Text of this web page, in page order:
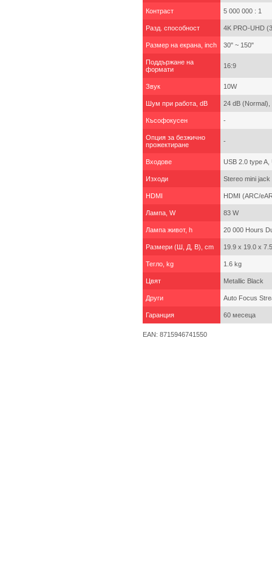
Контраст 5 000 000 : 1
Разд. способност 4K PRO-UHD
Размер на екрана, inch 30" ~ 150"
Поддържане на
формати
16:9
Звук 10W
Шум при работа, dB 24 dB
Късофокусен -
Опция за безжично
прожектиране
-
Входове USB 2.0 type
Изходи Stereo mini jack
HDMI HDMI (ARC/
Лампа, W 83 W
Лампа живот, h 20 000 Hours
Размери (Ш, Д, В), cm 19.9 x 19.0 x 7.5
Тегло, kg 1.6 kg
Цвят Metallic Black
Други Auto Focus
Гаранция 60 месеца
EAN: 8715946741550